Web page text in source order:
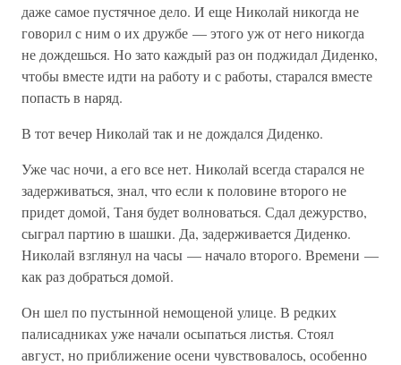
даже самое пустячное дело. И еще Николай никогда не
говорил с ним о их дружбе — этого уж от него никогда
не дождешься. Но зато каждый раз он поджидал Диденко,
чтобы вместе идти на работу и с работы, старался вместе
попасть в наряд.
В тот вечер Николай так и не дождался Диденко.
Уже час ночи, а его все нет. Николай всегда старался не
задерживаться, знал, что если к половине второго не
придет домой, Таня будет волноваться. Сдал дежурство,
сыграл партию в шашки. Да, задерживается Диденко.
Николай взглянул на часы — начало второго. Времени —
как раз добраться домой.
Он шел по пустынной немощеной улице. В редких
палисадниках уже начали осыпаться листья. Стоял
август, но приближение осени чувствовалось, особенно